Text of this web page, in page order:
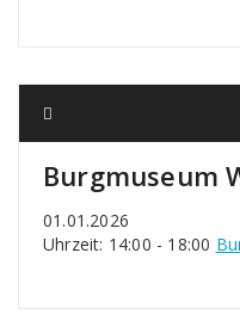
Burgmuseum
01.01.2026
Uhrzeit: 14:00 - 18:00